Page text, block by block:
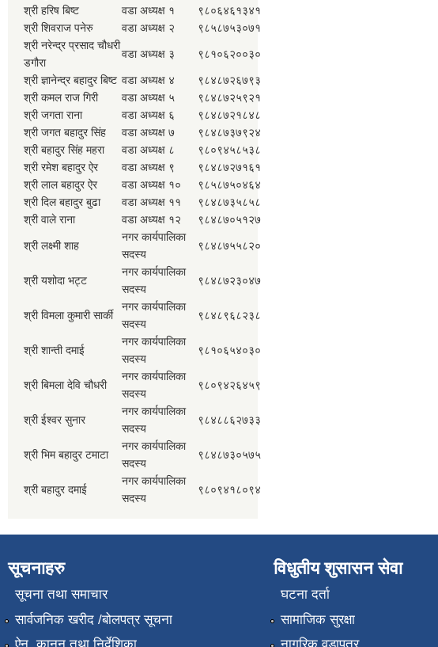
श्री हरिष बिष्ट
वडा अध्यक्ष १
९८०६४६१३४१
श्री शिवराज पनेरु
वडा अध्यक्ष २
९८५८७५३०७१
श्री नरेन्द्र प्रसाद चौधरी
डगौरा
वडा अध्यक्ष ३ ९८१०६२००३०
श्री ज्ञानेन्द्र बहादुर बिष्ट वडा अध्यक्ष ४
९८४८७२६७९३
श्री कमल राज गिरी
वडा अध्यक्ष ५
९८४८७२५९२१
श्री जगता राना
वडा अध्यक्ष ६
९८४८७२१८४८
श्री जगत बहादुर सिंह
वडा अध्यक्ष ७
९८४८७३७९२४
श्री बहादुर सिंह महरा
वडा अध्यक्ष ८
९८०९४५८५३८
श्री रमेश बहादुर ऐर
वडा अध्यक्ष ९
९८४८७२७१६१
श्री लाल बहादुर ऐर
वडा अध्यक्ष १०
९८५८७५०४६४
श्री दिल बहादुर बुढा
वडा अध्यक्ष ११
९८४८७३५८५८
श्री वाले राना
वडा अध्यक्ष १२ ९८४८७०५१२७
श्री लक्ष्मी शाह
नगर कार्यपालिका
सदस्य
९८४८७५५८२०
श्री यशोदा भट्ट
नगर कार्यपालिका
सदस्य
९८४८७२३०४७
श्री विमला कुमारी सार्की
नगर कार्यपालिका
सदस्य
९८४८९६८२३८
श्री शान्ती दमाई
नगर कार्यपालिका
सदस्य
९८१०६५४०३०
श्री बिमला देवि चौधरी
नगर कार्यपालिका
सदस्य
९८०९४२६४५९
श्री ईश्वर सुनार
नगर कार्यपालिका
सदस्य
९८४८८६२७३३
श्री भिम बहादुर टमाटा
नगर कार्यपालिका
सदस्य
९८४८७३०५७५
श्री बहादुर दमाई
नगर कार्यपालिका
सदस्य
९८०९४१८०९४
सूचनाहरु
सूचना तथा समाचार
सार्वजनिक खरीद /बोलपत्र सूचना
विधुतीय शुसासन सेवा
घटना दर्ता
सामाजिक सुरक्षा